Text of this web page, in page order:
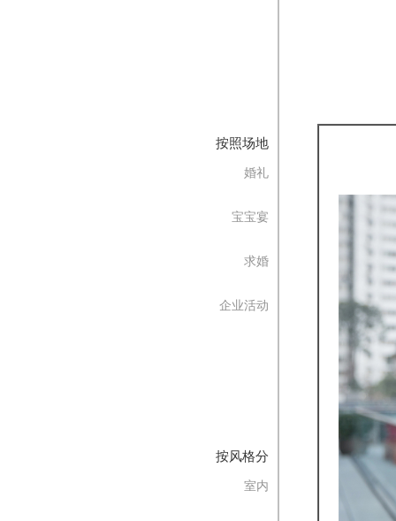
按照场地
婚礼
宝宝宴
求婚
企业活动
按风格分
室内